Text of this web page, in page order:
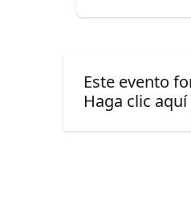
Este evento
Haga clic